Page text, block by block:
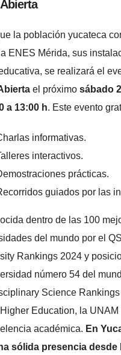
la población yucateca
ENES Mérida, sus
se realizará el
el próximo sábado
a 13:00 h. Este evento
informativas.
interactivos.
prácticas.
guiados por las
dentro de las 100
del mundo por el
Rankings 2024 y
número 54 del
Science
Education, la
académica. En
sólida presencia desde